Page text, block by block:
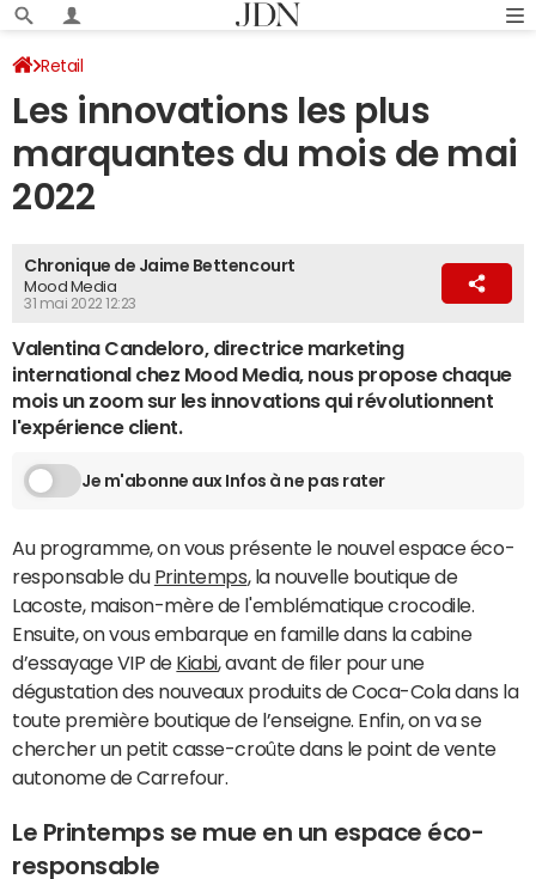
Retail
Les innovations les plus
marquantes du mois de mai
2022
Chronique de Jaime Bettencourt
Mood Media
31 mai 2022 12:23
Valentina Candeloro, directrice marketing
international chez Mood Media, nous propose chaque
mois un zoom sur les innovations qui révolutionnent
l'expérience client.
Je m'abonne aux Infos à ne pas rater
Au programme, on vous présente le nouvel espace éco-
responsable du Printemps, la nouvelle boutique de
Lacoste, maison-mère de l'emblématique crocodile.
Ensuite, on vous embarque en famille dans la cabine
d’essayage VIP de Kiabi, avant de filer pour une
dégustation des nouveaux produits de Coca-Cola dans la
toute première boutique de l’enseigne. Enfin, on va se
chercher un petit casse-croûte dans le point de vente
autonome de Carrefour.
Le Printemps se mue en un espace éco-
responsable